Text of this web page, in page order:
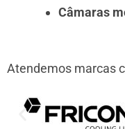
Câmaras
Atendemos marcas